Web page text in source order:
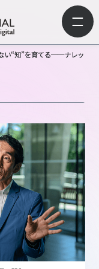
い“知”を育てる──ナレッ